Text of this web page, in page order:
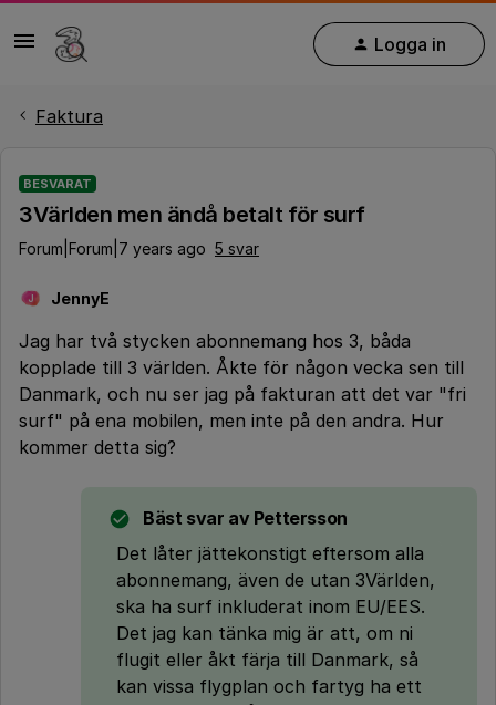
Logga in
Faktura
BESVARAT
3Världen men ändå betalt för surf
Forum|Forum|7 years ago 5 svar
J JennyE
Jag har två stycken abonnemang hos 3, båda
kopplade till 3 världen. Åkte för någon vecka sen till
Danmark, och nu ser jag på fakturan att det var "fri
surf" på ena mobilen, men inte på den andra. Hur
kommer detta sig?
Bäst svar av Pettersson
Det låter jättekonstigt eftersom alla
abonnemang, även de utan 3Världen,
ska ha surf inkluderat inom EU/EES.
Det jag kan tänka mig är att, om ni
flugit eller åkt färja till Danmark, så
kan vissa flygplan och fartyg ha ett